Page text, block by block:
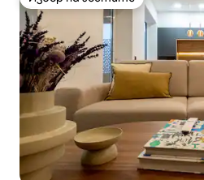
Избор на гостите